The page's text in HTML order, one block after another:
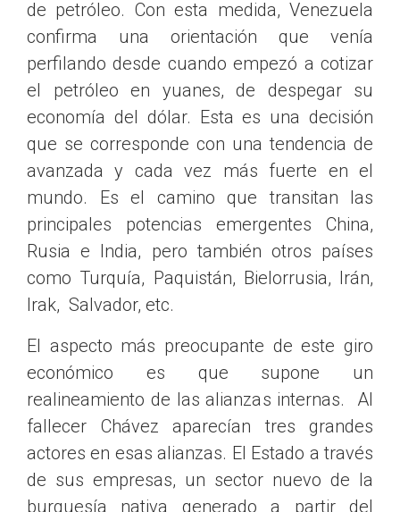
de petróleo. Con esta medida, Venezuela
confirma una orientación que venía
perfilando desde cuando empezó a cotizar
el petróleo en yuanes, de despegar su
economía del dólar. Esta es una decisión
que se corresponde con una tendencia de
avanzada y cada vez más fuerte en el
mundo. Es el camino que transitan las
principales potencias emergentes China,
Rusia e India, pero también otros países
como Turquía, Paquistán, Bielorrusia, Irán,
Irak, Salvador, etc.
El aspecto más preocupante de este giro
económico es que supone un
realineamiento de las alianzas internas. Al
fallecer Chávez aparecían tres grandes
actores en esas alianzas. El Estado a través
de sus empresas, un sector nuevo de la
burguesía nativa generado a partir del